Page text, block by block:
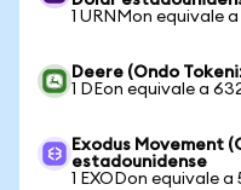
1 URNMon equivale
Deere (Ondo
1 DEon equivale a
Exodus Movement
estadounidense
1 EXODon equivale a